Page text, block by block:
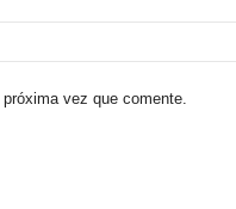
vez que comente.